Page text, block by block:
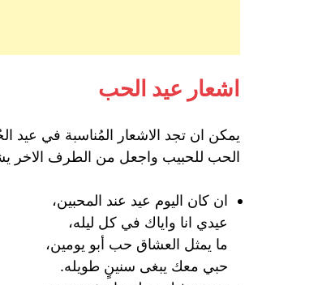
اشعار عيد الحب
يمكن ان تجد الاشعار المُناسبة في عيد
الحب للحبيب واجعل من الطرف الاخر
ان كان اليوم عيد عند المحبين،
عيدي انا واياك في كل ليله،
ما يمثل العشاق حب أبو يومين،
حبي معك يبغى سنينٍ طويله.